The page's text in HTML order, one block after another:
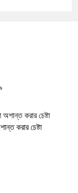
করার চেষ্টা